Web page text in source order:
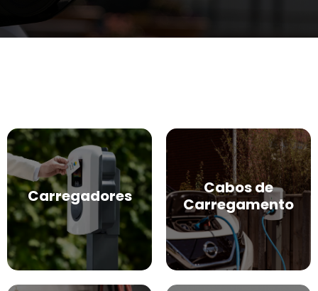
Carregadores
Cabos de
Carregamento